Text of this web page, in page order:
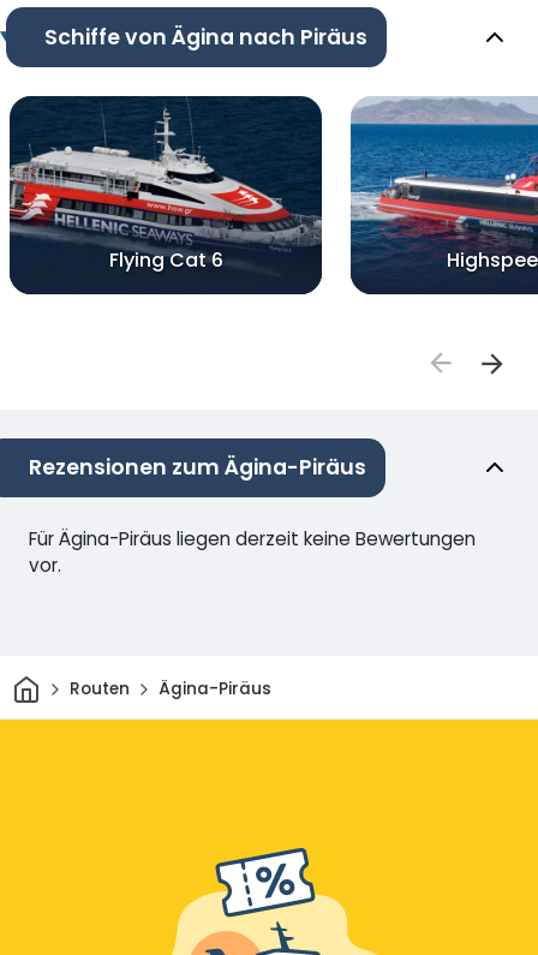
Schiffe von Ägina nach Piräus
Flying Cat 6
Rezensionen zum Ägina-Piräus
Für Ägina-Piräus liegen derzeit keine Bewertungen
vor.
HeimRouten Ägina-Piräus